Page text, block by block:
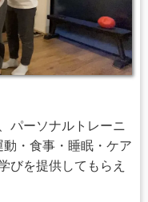
パーソナルトレーニ
・食事・睡眠・ケア
びを提供してもらえ